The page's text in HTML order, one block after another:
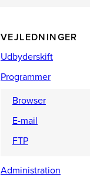
VEJLEDNINGER
Udbyderskift
Programmer
Browser
E-mail
FTP
Administration